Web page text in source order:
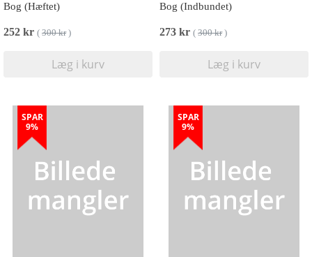
Bog (Hæftet)
252 kr ( 300 kr)
Læg i kurv
Bog (Indbundet)
273 kr ( 300 kr)
Læg i kurv
SPAR
9%
SPAR
9%